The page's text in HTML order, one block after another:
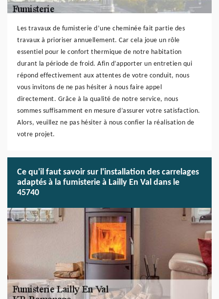
Les travaux de fumisterie d’une cheminée fait partie des
travaux à prioriser annuellement. Car cela joue un rôle
essentiel pour le confort thermique de notre habitation
durant la période de froid. Afin d’apporter un entretien qui
répond effectivement aux attentes de votre conduit, nous
vous invitons de ne pas hésiter à nous faire appel
directement. Grâce à la qualité de notre service, nous
sommes suffisamment en mesure d’assurer votre satisfaction.
Alors, veuillez ne pas hésiter à nous confier la réalisation de
votre projet.
Ce qu'il faut savoir sur l'installation des carrelages
adaptés à la fumisterie à Lailly En Val dans le
45740